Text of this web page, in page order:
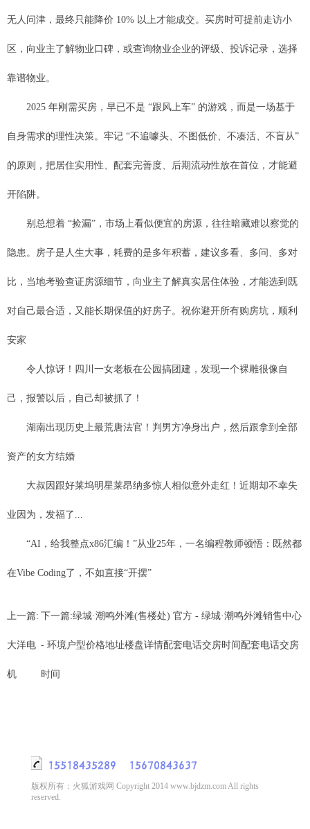
无人问津，最终只能降价 10% 以上才能成交。买房时可提前走访小
区，向业主了解物业口碑，或查询物业企业的评级、投诉记录，选择
靠谱物业。
2025 年刚需买房，早已不是 “跟风上车” 的游戏，而是一场基于
自身需求的理性决策。牢记 “不追噱头、不图低价、不凑活、不盲从”
的原则，把居住实用性、配套完善度、后期流动性放在首位，才能避
开陷阱。
别总想着 “捡漏”，市场上看似便宜的房源，往往暗藏难以察觉的
隐患。房子是人生大事，耗费的是多年积蓄，建议多看、多问、多对
比，当地考验查证房源细节，向业主了解真实居住体验，才能选到既
对自己最合适，又能长期保值的好房子。祝你避开所有购房坑，顺利
安家
令人惊讶！四川一女老板在公园搞团建，发现一个裸雕很像自
己，报警以后，自己却被抓了！
湖南出现历史上最荒唐法官！判男方净身出户，然后跟拿到全部
资产的女方结婚
大叔因跟好莱坞明星莱昂纳多惊人相似意外走红！近期却不幸失
业因为，发福了...
“AI，给我整点x86汇编！”从业25年，一名编程教师顿悟：既然都
在Vibe Coding了，不如直接“开摆”
上一篇:
大洋电
机
下一篇:绿城·潮鸣外滩(售楼处) 官方 - 绿城·潮鸣外滩销售中心
- 环境户型价格地址楼盘详情配套电话交房时间配套电话交房
时间
版权所有：火狐游戏网 Copyright 2014 www.bjdzm.com All rights
reserved.